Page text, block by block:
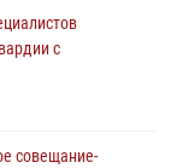
с
совещание-